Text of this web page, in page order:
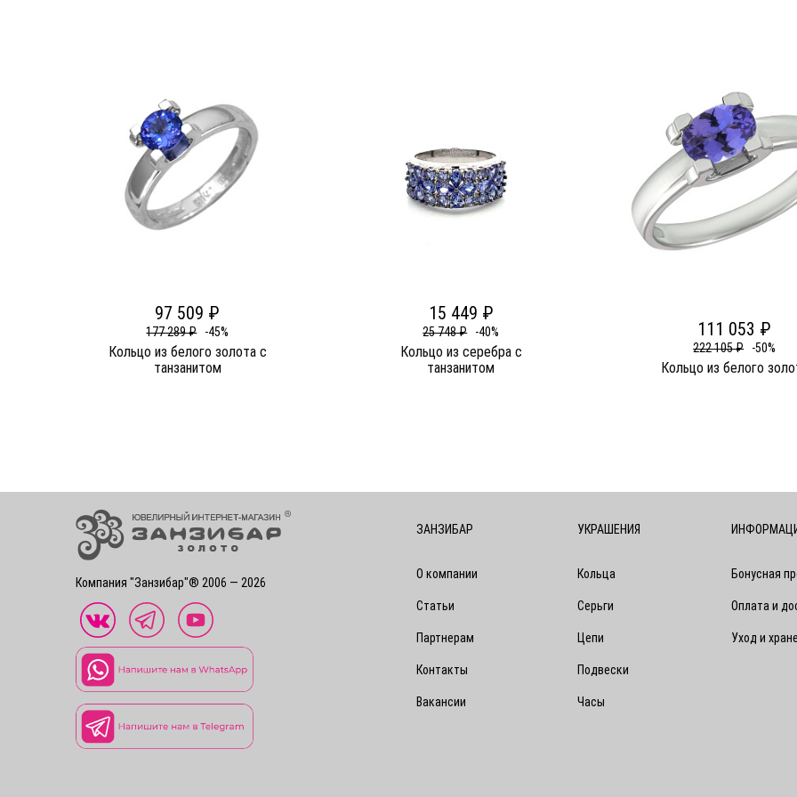
97 509 ₽
177 289 ₽ -45%
Кольцо из белого золота c
танзанитом
15 449 ₽
25 748 ₽ -40%
Кольцо из серебра c
танзанитом
111 053 ₽
222 105 ₽ -50%
Кольцо из белого
Компания "Занзибар"® 2006 — 2026
ЗАНЗИБАР
О компании
Статьи
Партнерам
Контакты
Вакансии
УКРАШЕНИЯ
Кольца
Серьги
Цепи
Подвески
Часы
Бонусная
Оплата и
Уход и